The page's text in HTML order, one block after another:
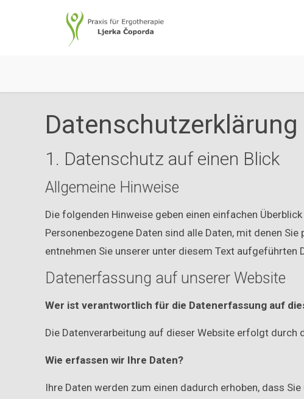
Datenschutzerklärung
1. Datenschutz auf einen Blick
Allgemeine Hinweise
Die folgenden Hinweise geben einen einfachen
Personenbezogene Daten sind alle Daten, mit denen
entnehmen Sie unserer unter diesem Text aufgeführten
Datenerfassung auf unserer Website
Wer ist verantwortlich für die Datenerfassung auf
Die Datenverarbeitung auf dieser Website erfolgt durch
Wie erfassen wir Ihre Daten?
Ihre Daten werden zum einen dadurch erhoben, dass